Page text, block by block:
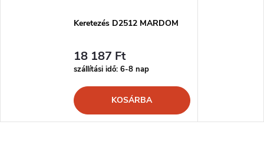
Keretezés D2512 MARDOM
18 187 Ft
szállítási idő: 6-8 nap
KOSÁRBA